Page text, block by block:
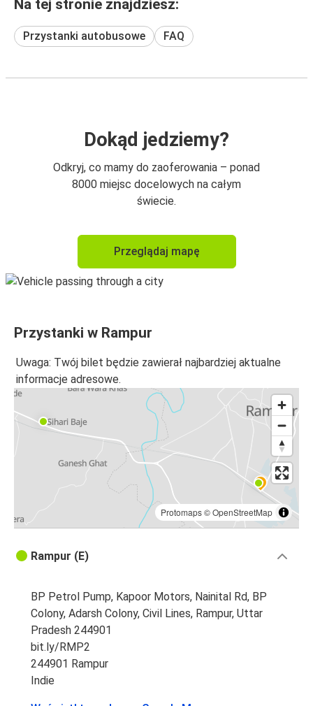
Na tej stronie znajdziesz:
Przystanki autobusowe FAQ
Dokąd jedziemy?
Odkryj, co mamy do zaoferowania – ponad
8000 miejsc docelowych na całym
świecie.
Przeglądaj mapę
Przystanki w Rampur
Uwaga: Twój bilet będzie zawierał najbardziej aktualne
informacje adresowe.
Protomaps©OpenStreetMap
Rampur (E)
BP Petrol Pump, Kapoor Motors, Nainital Rd, BP
Colony, Adarsh Colony, Civil Lines, Rampur, Uttar
Pradesh 244901
bit.ly/RMP2
244901 Rampur
Indie